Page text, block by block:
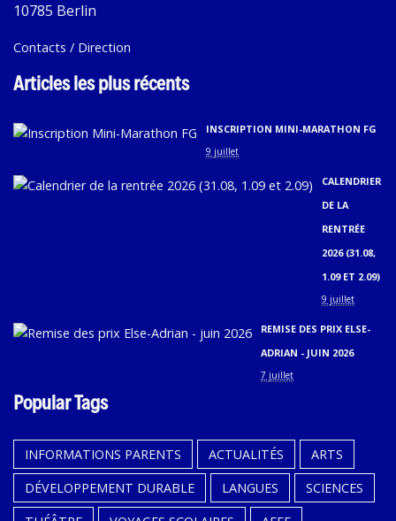
10785 Berlin
Contacts / Direction
Articles les plus récents
INSCRIPTION MINI-MARATHON FG
9 juillet
CALENDRIER
DE LA
RENTRÉE
2026 (31.08,
1.09 ET 2.09)
9 juillet
REMISE DES PRIX ELSE-
ADRIAN - JUIN 2026
7 juillet
Popular Tags
INFORMATIONS PARENTS ACTUALITÉS
ARTS
DÉVELOPPEMENT DURABLE
LANGUES
SCIENCES